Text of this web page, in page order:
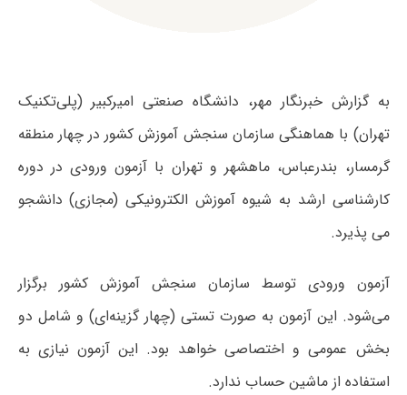
به گزارش خبرنگار مهر، دانشگاه صنعتی امیرکبیر (پلی‌تکنیک
تهران) با هماهنگی سازمان سنجش آموزش کشور در چهار منطقه
گرمسار، بندرعباس، ماهشهر و تهران با آزمون ورودی در دوره
کارشناسی ارشد به شیوه آموزش الکترونیکی (مجازی) دانشجو
می پذیرد.
آزمون ورودی توسط سازمان سنجش آموزش کشور برگزار
می‌شود. این آزمون به صورت تستی (چهار گزینه‌ای) و شامل دو
بخش عمومی و اختصاصی خواهد بود. این آزمون نیازی به
استفاده از ماشین حساب ندارد.